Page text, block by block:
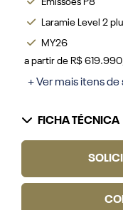
Emissões P8
Laramie Level 2
MY26
a partir de R$
+ Ver mais itens de
FICHA TÉCNICA